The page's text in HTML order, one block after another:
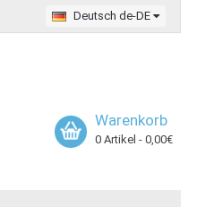
Deutsch de-DE
Warenkorb
0 Artikel - 0,00€